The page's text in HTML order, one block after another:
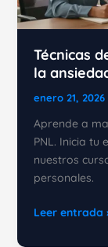
Técnicas
la
enero 21, 2026
Aprende a
PNL. Inicia tu
nuestros
personales.
Técnicas
Leer entrada